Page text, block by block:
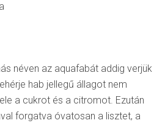
néven az aquafabát addig verjük
hab jellegű állagot nem
a cukrot és a citromot. Ezután
forgatva óvatosan a lisztet, a